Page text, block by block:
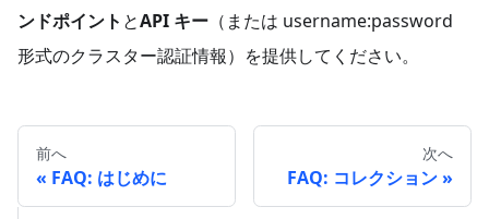
ンドポイント とAPI キー （または username:password
形式のクラスター認証情報）を提供してください。
前へ
FAQ: はじめに
次へ
FAQ: コレクション